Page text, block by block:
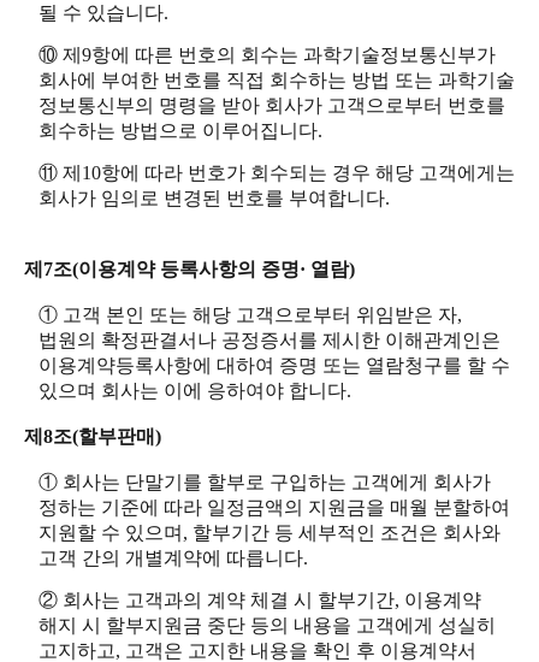
될 수 있습니다.
⑩ 제9항에 따른 번호의 회수는 과학기술정보통신부가
회사에 부여한 번호를 직접 회수하는 방법 또는 과학기술
정보통신부의 명령을 받아 회사가 고객으로부터 번호를
회수하는 방법으로 이루어집니다.
⑪ 제10항에 따라 번호가 회수되는 경우 해당 고객에게는
회사가 임의로 변경된 번호를 부여합니다.
제7조(이용계약 등록사항의 증명· 열람)
① 고객 본인 또는 해당 고객으로부터 위임받은 자,
법원의 확정판결서나 공정증서를 제시한 이해관계인은
이용계약등록사항에 대하여 증명 또는 열람청구를 할 수
있으며 회사는 이에 응하여야 합니다.
제8조(할부판매)
① 회사는 단말기를 할부로 구입하는 고객에게 회사가
정하는 기준에 따라 일정금액의 지원금을 매월 분할하여
지원할 수 있으며, 할부기간 등 세부적인 조건은 회사와
고객 간의 개별계약에 따릅니다.
② 회사는 고객과의 계약 체결 시 할부기간, 이용계약
해지 시 할부지원금 중단 등의 내용을 고객에게 성실히
고지하고, 고객은 고지한 내용을 확인 후 이용계약서